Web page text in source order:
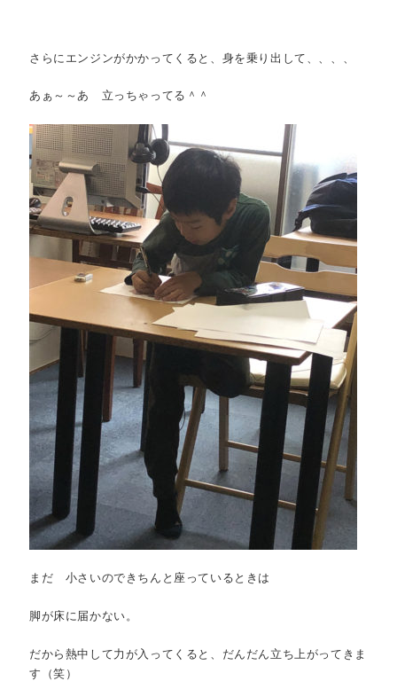
さらにエンジンがかかってくると、身を乗り出して、、、、
あぁ～～あ 立っちゃってる＾＾
まだ 小さいのできちんと座っているときは
脚が床に届かない。
だから熱中して力が入ってくると、だんだん立ち上がってきま
す（笑）